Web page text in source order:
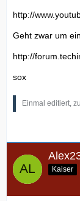
http://
Geht zwar um
http://
sox
Einmal editiert,
Kaiser